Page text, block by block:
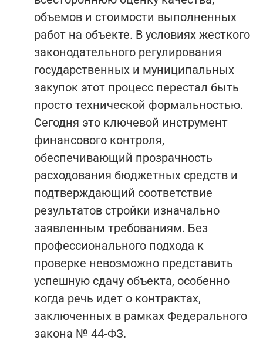
объемов и стоимости выполненных
работ на объекте. В условиях жесткого
законодательного регулирования
государственных и муниципальных
закупок этот процесс перестал быть
просто технической формальностью.
Сегодня это ключевой инструмент
финансового контроля,
обеспечивающий прозрачность
расходования бюджетных средств и
подтверждающий соответствие
результатов стройки изначально
заявленным требованиям. Без
профессионального подхода к
проверке невозможно представить
успешную сдачу объекта, особенно
когда речь идет о контрактах,
заключенных в рамках Федерального
закона № 44-ФЗ.